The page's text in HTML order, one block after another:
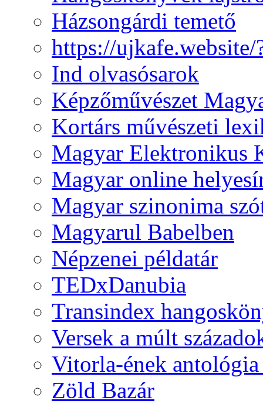
Házsongárdi temető
https://
Ind olvasósarok
Képzőművészet
Kortárs művészeti
Magyar Elektronikus
Magyar online
Magyar szinonima
Magyarul Babelben
Népzenei példatár
TEDxDanubia
Transindex
Versek a múlt
Vitorla-ének
Zöld Bazár